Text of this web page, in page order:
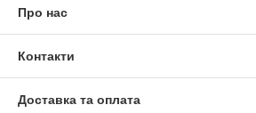
Про нас
Контакти
Доставка та оплата